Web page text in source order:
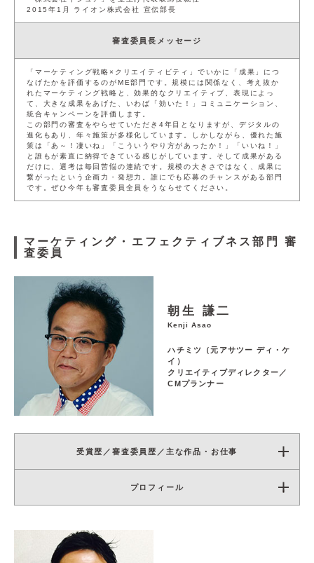
2015年1月 ライオン株式会社 宣伝部長
審査委員長メッセージ
「マーケティング戦略×クリエイティビティ」でいかに「成果」につ
なげたかを評価するのがME部門です。規模には関係なく、考え抜か
れたマーケティング戦略と、効果的なクリエイティブ、表現によっ
て、大きな成果をあげた、いわば「効いた！」コミュニケーション、
統合キャンペーンを評価します。
この部門の審査をやらせていただき4年目となりますが、デジタルの
進化もあり、年々施策が多様化しています。しかしながら、優れた施
策は「あ～！凄いね」「こういうやり方があったか！」「いいね！」
と誰もが素直に納得できている感じがしています。そして成果がある
だけに、選考は毎回苦悩の連続です。規模の大きさではなく、成果に
繋がったという企画力・発想力。誰にでも応募のチャンスがある部門
です。ぜひ今年も審査委員全員をうならせてください。
マーケティング・エフェクティブネス部門審
査委員
朝生 謙二
Kenji Asao
ハチミツ（元アサツー ディ・ケ
イ）
クリエイティブディレクター／
CMプランナー
受賞歴／審査委員歴／主な作品・お仕事
プロフィール